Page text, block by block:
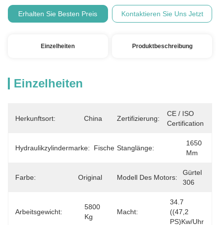
Erhalten Sie Besten Preis Kontaktieren Sie Uns Jetzt
Einzelheiten Produktbeschreibung
Einzelheiten
Herkunftsort: China Zertifizierung:
CE / ISO
Certification
Hydraulikzylindermarke: Fische Stanglänge:
1650
Mm
Farbe: Original Modell Des Motors:
Gürtel
306
Arbeitsgewicht:
5800
Kg
Macht:
34.7
((47,2
PS)kw/Uhr